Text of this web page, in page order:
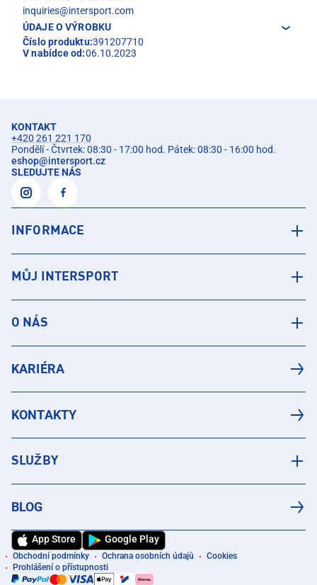
inquiries@intersport.com
ÚDAJE O VÝROBKU
Číslo produktu:391207710
V nabídce od:06.10.2023
KONTAKT
+420 261 221 170
Pondělí - Čtvrtek: 08:30 - 17:00 hod. Pátek: 08:30 - 16:00 hod.
eshop@intersport.cz
SLEDUJTE NÁS
INFORMACE
MŮJ INTERSPORT
O NÁS
KARIÉRA
KONTAKTY
SLUŽBY
BLOG
App Store Google Play
Obchodní podmínky Ochrana osobních údajů
Cookies
Prohlášení o přístupnosti